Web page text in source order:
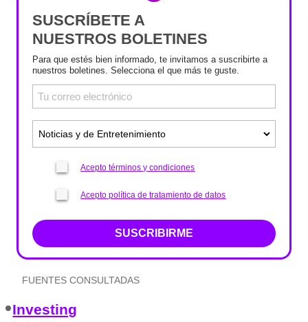
SUSCRÍBETE A
NUESTROS BOLETINES
Para que estés bien informado, te invitamos a suscribirte a
nuestros boletines. Selecciona el que más te guste.
Acepto términos y condiciones
Acepto política de tratamiento de datos
SUSCRIBIRME
FUENTES CONSULTADAS
Investing